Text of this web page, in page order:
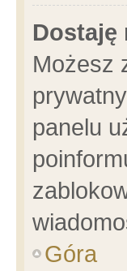
Dostaję
Możesz
panelu
Góra